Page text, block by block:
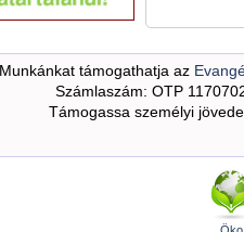
Munkánkat támogathatja az
Számlaszám: OTP
Támogassa személyi